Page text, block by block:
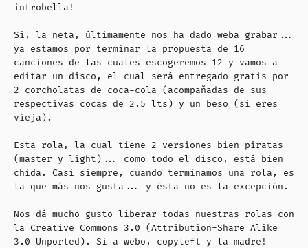
introbella!
Si, la neta, últimamente nos ha dado weba grabar...
ya estamos por terminar la propuesta de 16
canciones de las cuales escogeremos 12 y vamos a
editar un disco, el cual será entregado gratis por
2 corcholatas de coca-cola (acompañadas de sus
respectivas cocas de 2.5 lts) y un beso (si eres
vieja).
Esta rola, la cual tiene 2 versiones bien piratas
(master y light)... como todo el disco, está bien
chida. Casi siempre, cuando terminamos una rola, es
la que más nos gusta... y ésta no es la excepción.
Nos dá mucho gusto liberar todas nuestras rolas con
la Creative Commons 3.0 (Attribution-Share Alike
3.0 Unported). Si a webo, copyleft y la madre!